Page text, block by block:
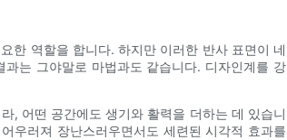
한 역할을 합니다. 하지만 이러한 반사 표면이 네
는 그야말로 마법과도 같습니다. 디자인계를 강
, 어떤 공간에도 생기와 활력을 더하는 데 있습니
우러져 장난스러우면서도 세련된 시각적 효과를